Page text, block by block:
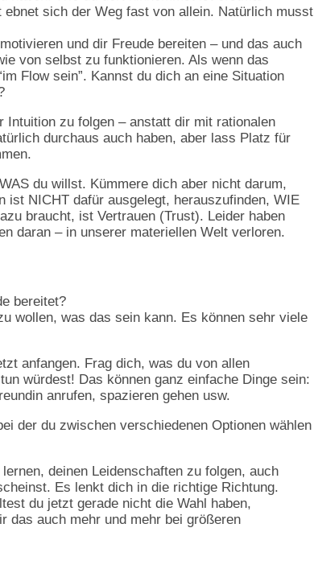
sich der Weg fast von allein. Natürlich musst
und dir Freude bereiten – und das auch
von selbst zu funktionieren. Als wenn das
Flow sein”. Kannst du dich an eine Situation
Intuition zu folgen – anstatt dir mit rationalen
durchaus auch haben, aber lass Platz für
du willst. Kümmere dich aber nicht darum,
NICHT dafür ausgelegt, herauszufinden, WIE
braucht, ist Vertrauen (Trust). Leider haben
daran – in unserer materiellen Welt verloren.
bereitet?
wollen, was das sein kann. Es können sehr viele
anfangen. Frag dich, was du von allen
würdest! Das können ganz einfache Dinge sein:
anrufen, spazieren gehen usw.
der du zwischen verschiedenen Optionen wählen
deinen Leidenschaften zu folgen, auch
Es lenkt dich in die richtige Richtung.
du jetzt gerade nicht die Wahl haben,
das auch mehr und mehr bei größeren